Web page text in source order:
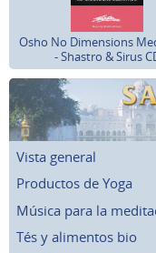
Osho No Dimensions
- Shastro & Sirus
Vista general
Productos de Yoga
Música para la
Tés y alimentos bio